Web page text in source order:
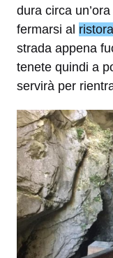
dura circa
fermarsi al
strada appena
tenete quindi a
servirà per